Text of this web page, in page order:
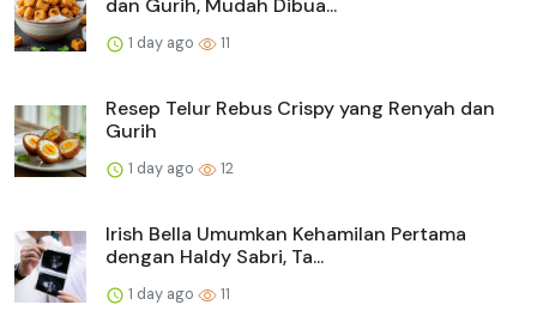
dan Gurih, Mudah Dibua...
1 day ago 11
Resep Telur Rebus Crispy yang Renyah dan
Gurih
1 day ago 12
Irish Bella Umumkan Kehamilan Pertama
dengan Haldy Sabri, Ta...
1 day ago 11